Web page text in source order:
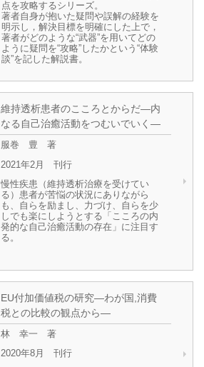
点を攻略するシリーズ。
著者自身が抱いた疑問や誤解の経験を
明示し，解決目標を明確にした上で，
著者がどのような“武器”を用いてどの
ように疑問を“攻略”したかという“体験
談”を記した解説書。
維持透析患者のこころとからだ―内
なる自己治癒活動をつむいでいく―
服巻 豊 著
2021年2月 刊行
慢性疾患（維持透析治療を受けてい
る）患者が苦悩の状況にありながら
も、自らを励まし、力づけ、自らを少
しでも楽にしようとする「こころの内
発的な自己治癒活動の存在」に注目す
る。
EU付加価値税の研究―わが国,消費
税との比較の観点から―
林 幸一 著
2020年8月 刊行